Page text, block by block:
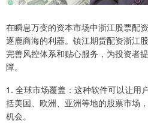
在瞬息万变的资本市场中浙江股票配
逐鹿商海的利器。镇江期货配资浙江
完善风控体系和贴心服务，为投资者
障。
1. 全球市场覆盖：这种软件可以让用
括美国、欧洲、亚洲等地的股票市场
机会。